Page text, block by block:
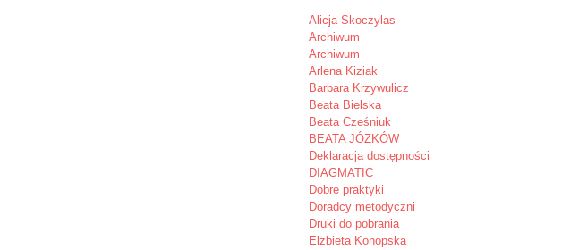
Alicja Skoczylas
Archiwum
Archiwum
Arlena Kiziak
Barbara Krzywulicz
Beata Bielska
Beata Cześniuk
BEATA JÓZKÓW
Deklaracja dostępności
DIAGMATIC
Dobre praktyki
Doradcy metodyczni
Druki do pobrania
Elżbieta Konopska